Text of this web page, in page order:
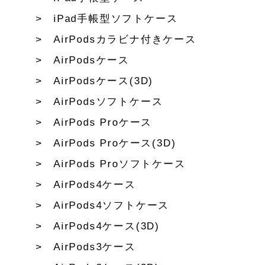
iPad手帳型ソフトケース
AirPodsカラビナ付きケース
AirPodsケース
AirPodsケース(3D)
AirPodsソフトケース
AirPods Proケース
AirPods Proケース(3D)
AirPods Proソフトケース
AirPods4ケース
AirPods4ソフトケース
AirPods4ケース(3D)
AirPods3ケース